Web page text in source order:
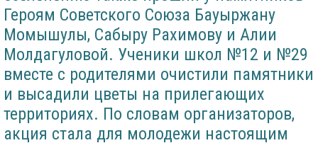
Героям Советского Союза Бауыржану
Момышулы, Сабыру Рахимову и Алии
Молдагуловой. Ученики школ №12 и №29
вместе с родителями очистили памятники
и высадили цветы на прилегающих
территориях. По словам организаторов,
акция стала для молодежи настоящим